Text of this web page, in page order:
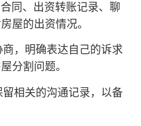
同、出资转账记录、聊
屋的出资情况。
，明确表达自己的诉求
分割问题。
相关的沟通记录，以备